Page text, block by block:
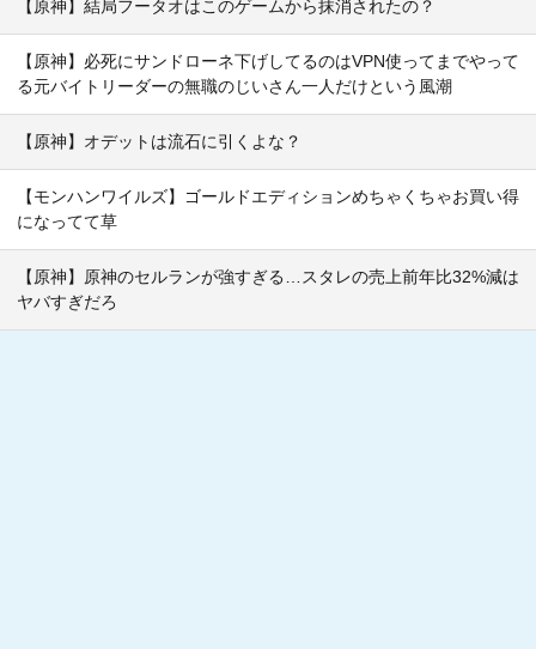
【原神】結局フータオはこのゲームから抹消されたの？
【原神】必死にサンドローネ下げしてるのはVPN使ってまでやって
る元バイトリーダーの無職のじいさん一人だけという風潮
【原神】オデットは流石に引くよな？
【モンハンワイルズ】ゴールドエディションめちゃくちゃお買い得
になってて草
【原神】原神のセルランが強すぎる…スタレの売上前年比32%減は
ヤバすぎだろ